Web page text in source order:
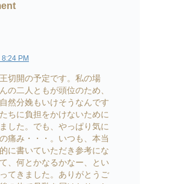
PM
切開の予定です。私の場
の二人ともが頭位のため、
然分娩もいけそうなんです
ちに負担をかけないために
した。でも、やっぱり気に
痛み・・・。いつも、本当
に書いていただき参考にな
、何とかなるかなー、とい
てきました。ありがとうご